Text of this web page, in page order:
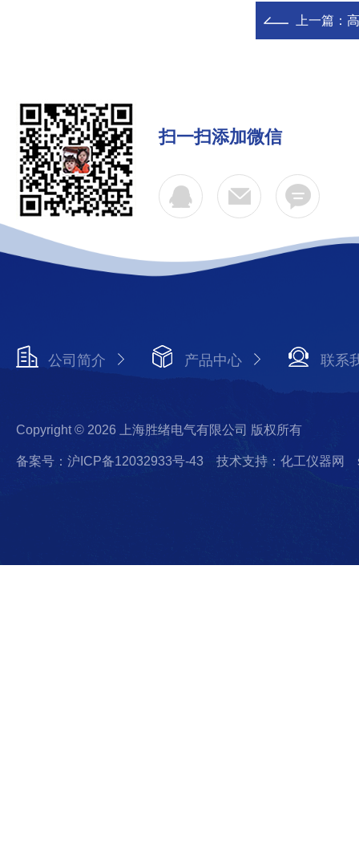
上一篇：
扫一扫添加微信
公司简介 产品中心 联系
Copyright © 2026 上海胜绪电气有限公司 版权所有
备案号：沪ICP备12032933号-43 技术支持：化工仪器网